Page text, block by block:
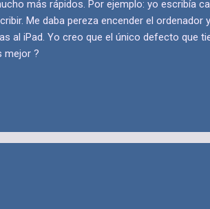
más rápidos. Por ejemplo: yo escribía
Me daba pereza encender el ordenador
al iPad. Yo creo que el único defecto que
mejor ?